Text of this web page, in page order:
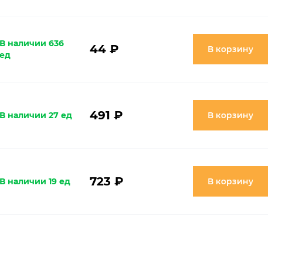
В наличии 636
ед
44 ₽ В корзину
В наличии 27 ед 491 ₽ В корзину
В наличии 19 ед 723 ₽ В корзину